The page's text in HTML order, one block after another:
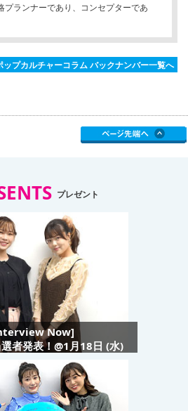
プランナーであり、コンセプターであ
プカルチャーコラム バックナンバー一覧へ
プレゼント
Now]
者発表！@1月18日 (水)